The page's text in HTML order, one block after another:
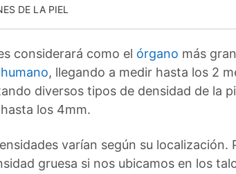
DE LA PIEL
considerará como el órgano más
, llegando a medir hasta los 2
diversos tipos de densidad de la
los 4mm.
varían según su localización.
gruesa si nos ubicamos en los